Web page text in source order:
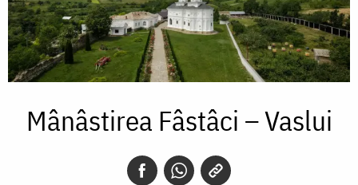
Mânâstirea Fâstâci – Vaslui